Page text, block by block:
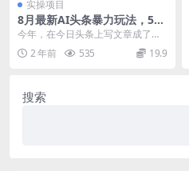
实操项目
8月最新AI头条暴力玩法，5分
钟一个原创，适合学生党、宝
今年，在今日头条上写文章成了个
超火的赚钱路子。不管你是刚入门
的新手还是经验丰富的...
2 年前 535 19.9
搜索